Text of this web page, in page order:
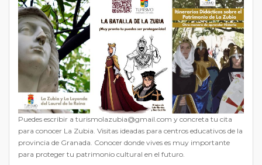
Puedes escribir a turismolazubia@gmail.com y concreta tu cita
para conocer La Zubia. Visitas ideadas para centros educativos de la
provincia de Granada. Conocer donde vives es muy importante
para proteger tu patrimonio cultural en el futuro.